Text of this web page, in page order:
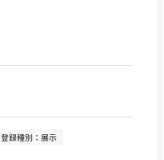
登録種別：展示